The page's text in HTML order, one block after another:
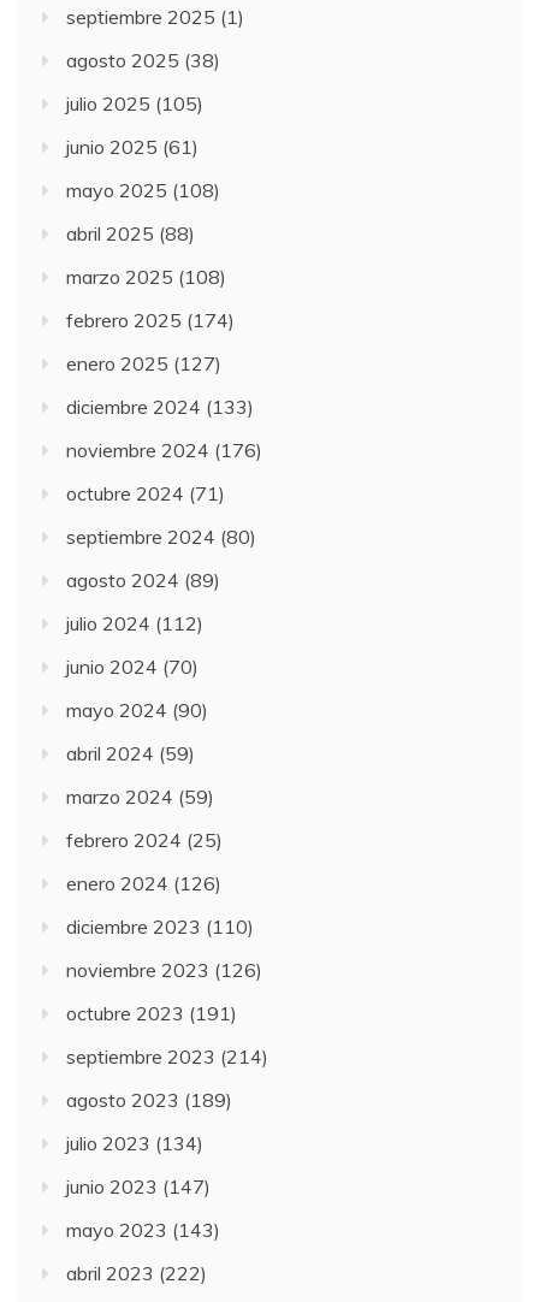
septiembre 2025 (1)
agosto 2025 (38)
julio 2025 (105)
junio 2025 (61)
mayo 2025 (108)
abril 2025 (88)
marzo 2025 (108)
febrero 2025 (174)
enero 2025 (127)
diciembre 2024 (133)
noviembre 2024 (176)
octubre 2024 (71)
septiembre 2024 (80)
agosto 2024 (89)
julio 2024 (112)
junio 2024 (70)
mayo 2024 (90)
abril 2024 (59)
marzo 2024 (59)
febrero 2024 (25)
enero 2024 (126)
diciembre 2023 (110)
noviembre 2023 (126)
octubre 2023 (191)
septiembre 2023 (214)
agosto 2023 (189)
julio 2023 (134)
junio 2023 (147)
mayo 2023 (143)
abril 2023 (222)